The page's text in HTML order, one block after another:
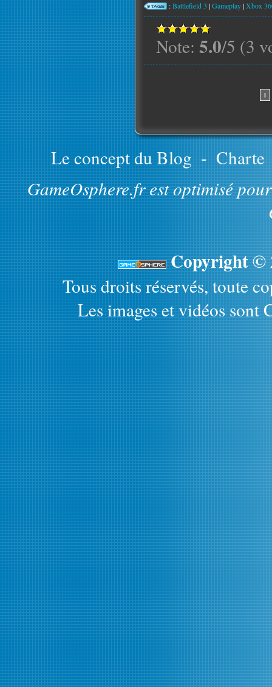
:Battlefield 3 |Gameplay|Xbox
Note: 5.0/5 (3
1
Le concept du Blog - Charte
GameOsphere.fr est optimisé
Copyright ©
Tous droits réservés, toute
Les images et vidéos